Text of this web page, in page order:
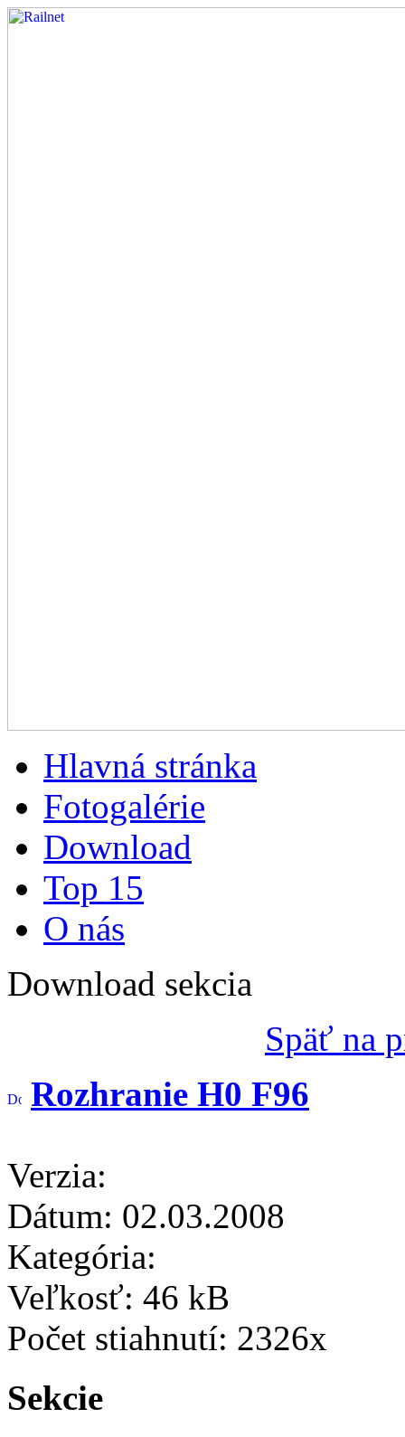
Hlavná stránka
Fotogalérie
Download
Top 15
O nás
Download sekcia
Späť na
Rozhranie H0 F96
Verzia:
Dátum: 02.03.2008
Kategória:
Veľkosť: 46 kB
Počet stiahnutí: 2326x
Sekcie